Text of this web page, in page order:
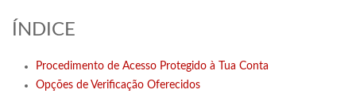
ÍNDICE
Procedimento de Acesso Protegido à Tua Conta
Opções de Verificação Oferecidos